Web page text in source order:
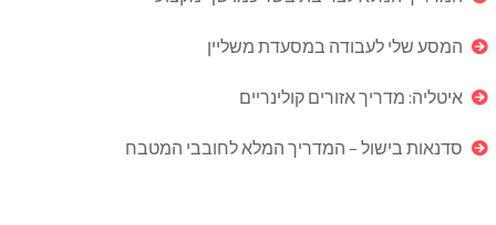
המסע שלי לעבודה במסעדת משליין
איטליה: מדריך אזורים קולינריים
סדנאות בישול – המדריך המלא לחובבי המטבח